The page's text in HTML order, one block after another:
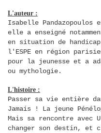
L'auteur :
Isabelle
elle a enseigné
en situation de
l'ESPE en région
pour la jeunesse et a
ou mythologie.
L'histoire :
Passer sa vie entière
Jamais ! La jeune
Mais sa rencontre
changer son destin, et